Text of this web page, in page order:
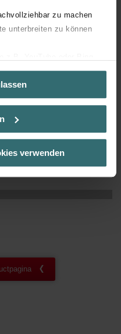
zu machen
unterbreiten zu können
erhalten
Auswahl der Kategorie
Sie ein, dass wir Ihren
verwenden, um Ihnen die
und Ihnen
Zásady ochrany
verwenden
V